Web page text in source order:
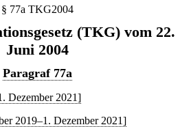
§ 77a TKG2004
(TKG) vom 22.
Juni 2004
Paragraf 77a
Dezember 2021]
2019–1. Dezember 2021]